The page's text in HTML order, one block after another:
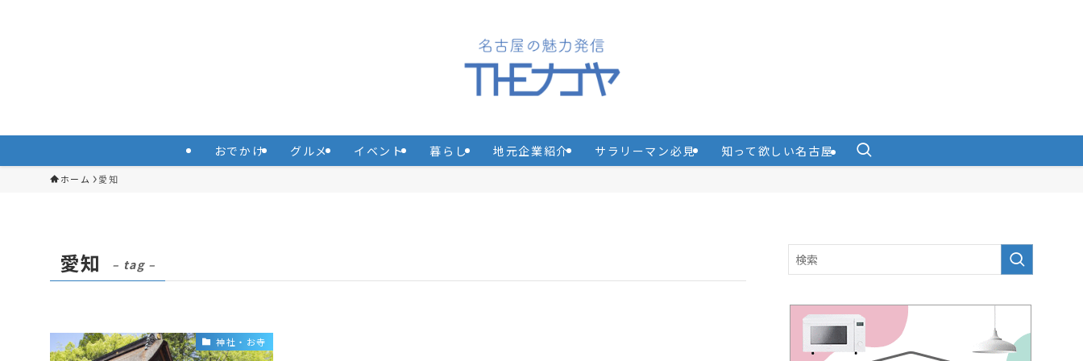
おでかけ グルメ イベント 暮らし 地元企業紹介 サラリーマン必見 知って欲しい名古屋
ホーム 愛知
愛知 – tag –
神社・お寺